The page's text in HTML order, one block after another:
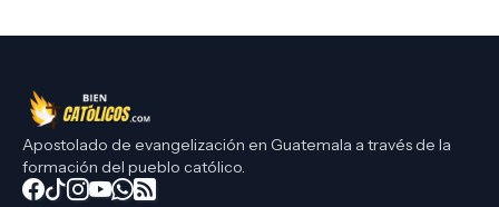
Apostolado de evangelización en Guatemala a través de la
formación del pueblo católico.